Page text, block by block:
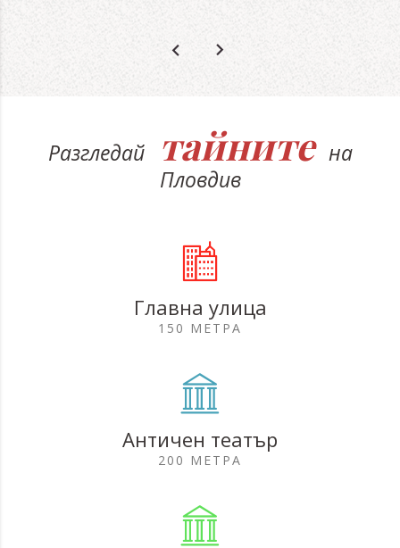
Разгледай тайните на
Пловдив
Главна улица
150 МЕТРА
Античен театър
200 МЕТРА